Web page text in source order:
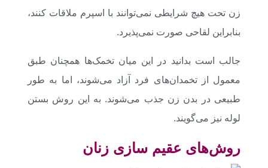
زن تحت هیچ شرایطی نمی‌توانند با اسپرم ملاقات کنند،
بنابراین لقاحی صورت نمی‌پذیرد.
جالب است بدانید در این میان تخمک‌ها همچنان طبق
معمول از تخمدان‌های فرد آزاد می‌شوند، اما به طور
طبیعی در بدن زن جذب می‌شوند. به این روش بستن
لوله نیز می‌گویند.
روش‌های عقیم سازی زنان